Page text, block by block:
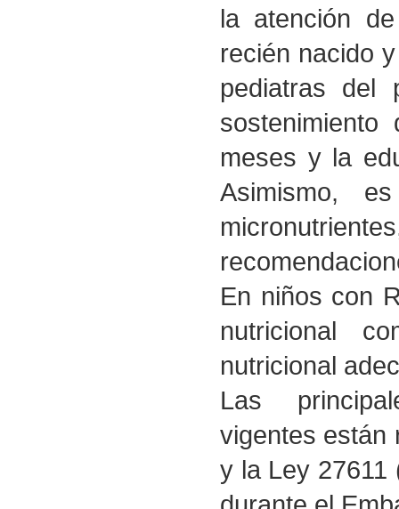
la atención
recién nacido
pediatras del
meses y la
Asimismo,
En niños con
nutricional
nutricional
Las
vigentes están
y la Ley 27611